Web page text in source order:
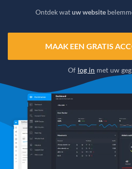
Ontdek watuw website
MAAK EEN GRATIS
Of log in met uw